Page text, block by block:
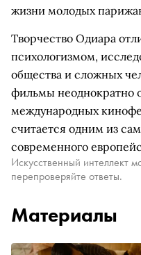
жизни молодых
Творчество Одиара
психологизмом,
общества и сложных
фильмы неоднократно
международных
считается одним из
современного
Искусственный интеллект
перепроверяйте ответы.
Материалы